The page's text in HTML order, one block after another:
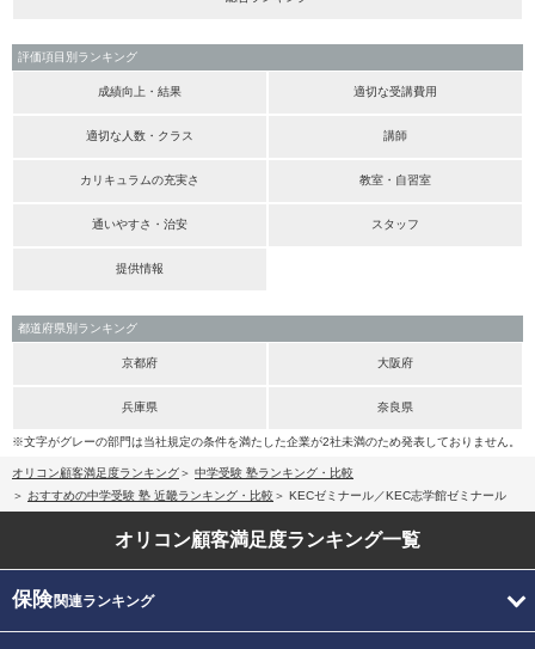
評価項目別ランキング
成績向上・結果 適切な受講費用
適切な人数・クラス 講師
カリキュラムの充実さ 教室・自習室
通いやすさ・治安 スタッフ
提供情報
都道府県別ランキング
京都府 大阪府
兵庫県 奈良県
※文字がグレーの部門は当社規定の条件を満たした企業が2社未満のため発表しておりません。
オリコン顧客満足度ランキング
中学受験 塾ランキング・比較
おすすめの中学受験 塾 近畿ランキング・比較
KECゼミナール／KEC志学館ゼミナール
オリコン顧客満足度ランキング一覧
保険関連ランキング